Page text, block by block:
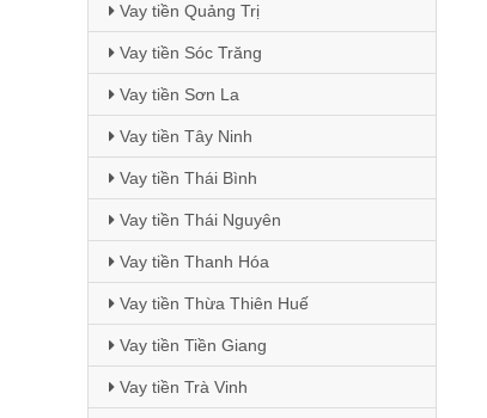
Vay tiền Quảng Trị
Vay tiền Sóc Trăng
Vay tiền Sơn La
Vay tiền Tây Ninh
Vay tiền Thái Bình
Vay tiền Thái Nguyên
Vay tiền Thanh Hóa
Vay tiền Thừa Thiên Huế
Vay tiền Tiền Giang
Vay tiền Trà Vinh